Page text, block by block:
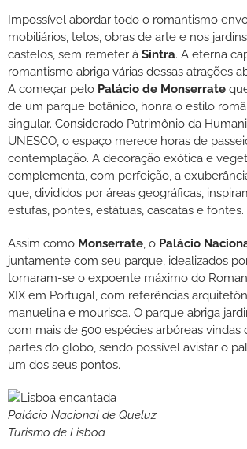
Impossível abordar todo o romantismo
mobiliários, tetos, obras de arte e nos
castelos, sem remeter à Sintra. A eterna
romantismo abriga várias dessas atrações
A começar pelo Palácio de Monserrate
de um parque botânico, honra o estilo
singular. Considerado Patrimônio da
UNESCO, o espaço merece horas de
contemplação. A decoração exótica e
complementa, com perfeição, a
que, divididos por áreas geográficas,
estufas, pontes, estátuas, cascatas e fontes.
Assim como Monserrate, o Palácio
juntamente com seu parque, idealizados
tornaram-se o expoente máximo do
XIX em Portugal, com referências
manuelina e mourisca. O parque abriga
com mais de 500 espécies arbóreas vindas
partes do globo, sendo possível avistar o
um dos seus pontos.
Palácio Nacional de Queluz
Turismo de Lisboa